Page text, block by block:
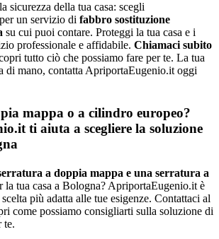
sicurezza della tua casa: scegli
un servizio di fabbro sostituzione
su cui puoi contare. Proteggi la tua casa e i
professionale e affidabile. Chiamaci subito
tutto ciò che possiamo fare per te. La tua
di mano, contatta ApriportaEugenio.it oggi
mappa o a cilindro europeo?
ti aiuta a scegliere la soluzione
a doppia mappa e una serratura a
la tua casa a Bologna? ApriportaEugenio.it è
più adatta alle tue esigenze. Contattaci al
come possiamo consigliarti sulla soluzione di
te.